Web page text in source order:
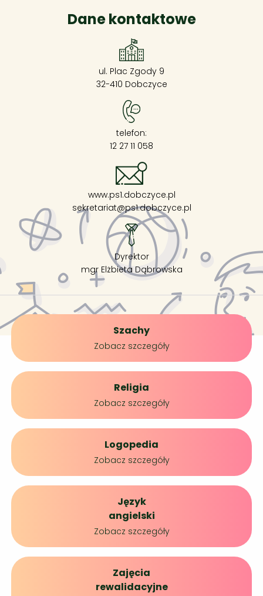
Dane kontaktowe
ul. Plac Zgody 9
32-410 Dobczyce
telefon:
12 27 11 058
www.ps1.dobczyce.pl
sekretariat@ps1.dobczyce.pl
Dyrektor
mgr Elżbieta Dąbrowska
Szachy
Zobacz szczegóły
Religia
Zobacz szczegóły
Logopedia
Zobacz szczegóły
Język
angielski
Zobacz szczegóły
Zajęcia
rewalidacyjne